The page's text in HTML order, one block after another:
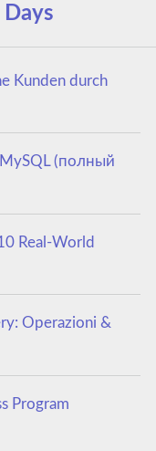
Days
Kunden durch
(полный
Real-World
Operazioni &
Program